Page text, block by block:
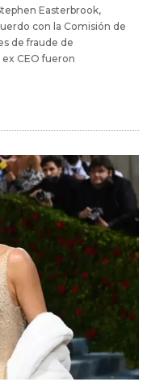
Easterbrook,
con la Comisión de
de fraude de
CEO fueron